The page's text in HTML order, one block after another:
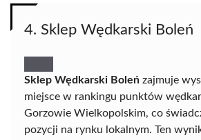
4. Sklep Wędkarski Boleń
Sklep Wędkarski Boleń zajmuje
miejsce w rankingu punktów
Gorzowie Wielkopolskim, co
pozycji na rynku lokalnym. Ten